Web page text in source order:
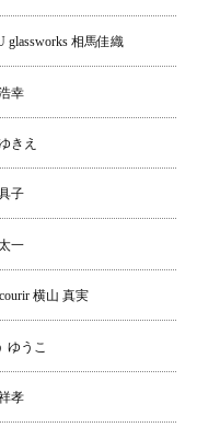
glassworks 相馬佳織
幸
きえ
子
一
横山 真実
ゆうこ
孝